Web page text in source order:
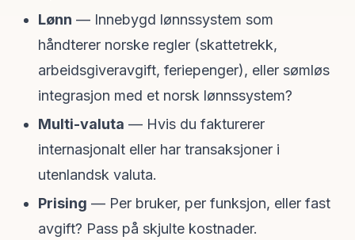
Lønn — Innebygd lønnssystem som
håndterer norske regler (skattetrekk,
arbeidsgiveravgift, feriepenger), eller sømløs
integrasjon med et norsk lønnssystem?
Multi-valuta — Hvis du fakturerer
internasjonalt eller har transaksjoner i
utenlandsk valuta.
Prising — Per bruker, per funksjon, eller fast
avgift? Pass på skjulte kostnader.